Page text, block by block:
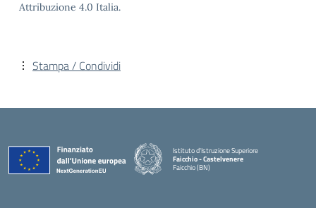
Attribuzione 4.0 Italia.
Stampa / Condividi
Istituto d'Istruzione Superiore
Faicchio - Castelvenere
Faicchio (BN)